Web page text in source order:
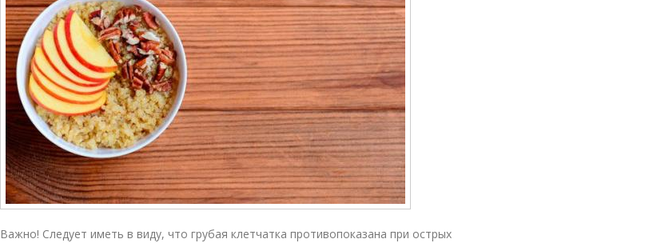
Важно! Следует иметь в виду, что грубая клетчатка противопоказана при острых